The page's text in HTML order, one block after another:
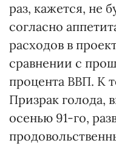
раз, кажется, не
согласно
расходов в
сравнении с
процента ВВП. К
Призрак голода,
осенью 91-го,